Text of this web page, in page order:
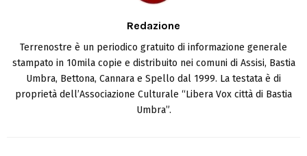
Redazione
Terrenostre è un periodico gratuito di informazione generale
stampato in 10mila copie e distribuito nei comuni di Assisi, Bastia
Umbra, Bettona, Cannara e Spello dal 1999. La testata è di
proprietà dell’Associazione Culturale “Libera Vox città di Bastia
Umbra”.